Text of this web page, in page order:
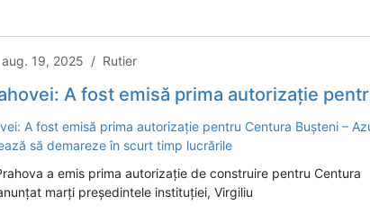
19, 2025 / Rutier
autorizație pentru Centura Bușteni – Azuga / Constructorul urmează să demareze în scurt timp lucrările
a emis prima autorizație de construire pentru Centura
marți președintele instituției, Virgiliu